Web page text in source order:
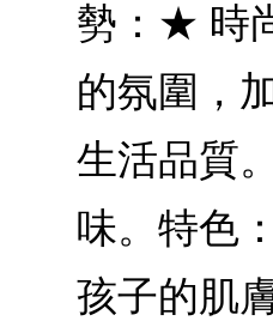
勢：★ 時
的氛圍，
生活品質
味。特色
孩子的肌